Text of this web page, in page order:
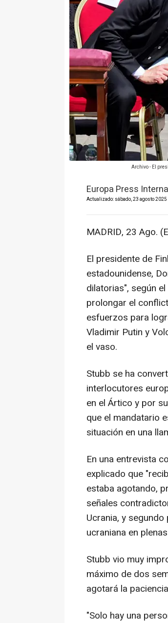
Archivo - El
Europa Press
Actualizado: sábado, 23 agosto
MADRID, 23 Ago.
El presidente de
estadounidense,
dilatorias", según
prolongar el
esfuerzos para
Vladimir Putin y
el vaso.
Stubb se ha
interlocutores
en el Ártico y por
que el mandatario
situación en una
En una entrevista
explicado que
estaba agotando,
señales
Ucrania, y
ucraniana en
Stubb vio muy
máximo de dos
agotará la
"Solo hay una